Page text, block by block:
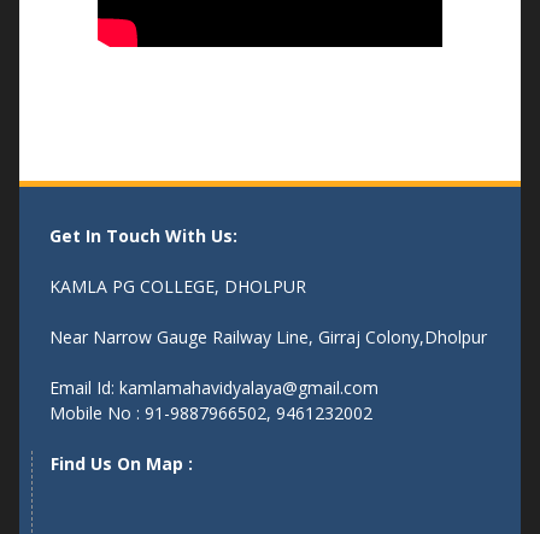
Get In Touch With Us:
KAMLA PG COLLEGE, DHOLPUR
Near Narrow Gauge Railway Line, Girraj Colony,Dholpur
Email Id: kamlamahavidyalaya@gmail.com
Mobile No : 91-9887966502, 9461232002
Find Us On Map :